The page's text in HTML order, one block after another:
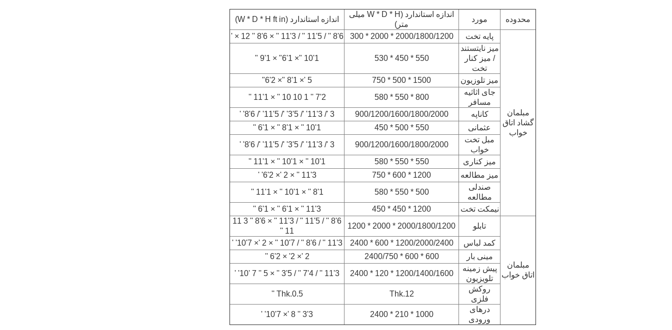
محدوده مورد
اندازه استاندارد (W * D * H میلی
متر)
اندازه استاندارد (W * D * H ft in)
مبلمان
گشاد اتاق
خواب
پایه تخت 2000/1800/1200 * 2000 * 300
6'8 '' / 5'11 '' / 3'11 '' × 6'8 '' 12 × '
میز نایتستند
/ میز کنار
تخت
550 * 450 * 530
1'10 "× 1'6" × 1'9 "
میز تلوزیون 1500 * 500 * 750
5 '× 1'8 "× 2'6"
جای اثاثیه
مسافر
800 * 550 * 580
2'7 '' 1 10 10 '' × 1'11 ''
کاناپه
900/1200/1600/1800/2000
3 '/ 3'11' '/ 5'3' '/ 5'11' '/ 6'8' '
عثمانی
550 * 500 * 450
1'10 '' × 1'8 '' × 1'6 ''
مبل تخت
خواب
900/1200/1600/1800/2000
3 '/ 3'11' '/ 5'3' '/ 5'11' '/ 6'8' '
میز کناری
550 * 550 * 580
1'10 '' × 1'10 '' × 1'11 ''
میز مطالعه
1200 * 600 * 750
3'11 '' × 2 '× 2'6' '
صندلی
مطالعه
500 * 550 * 580
1'8 '' × 1'10 '' × 1'11 ''
نیمکت تخت
1200 * 450 * 450
3'11 '' × 1'6 '' × 1'6 ''
مبلمان
اتاق خواب
تابلو 2000/1800/1200 * 2000 * 1200
6'8 '' / 5'11 '' / 3'11 '' × 6'8 '' 3 11
11 ''
كمد لباس
1200/2000/2400 * 600 * 2400
3'11 '' / 6'8 '' / 7'10 '' × 2 '× 7'10' '
مینی بار
600 * 600 * 2400/750
2 '× 2' × 2'6 ''
پیش زمینه
تلویزیون
1200/1400/1600 * 120 * 2400
3'11 '' / 4'7 '' / 5'3 '' × 5 '' 7 '10' '
روکش
فلزی
Thk.12
Thk.0.5 ''
درهای
ورودی
1000 * 210 * 2400
3'3 '' 8 '× 7'10' '